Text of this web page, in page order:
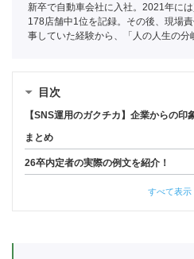
新卒で自動車会社に入社。2021年に
178店舗中1位を記録。その後、現場
事していた経験から、「人の人生の
目次
【SNS運用のガクチカ】企業からの
まとめ
26卒内定者の実際の例文を紹介！
すべて表示